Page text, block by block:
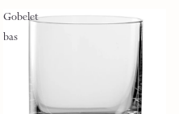
Gobelet
bas